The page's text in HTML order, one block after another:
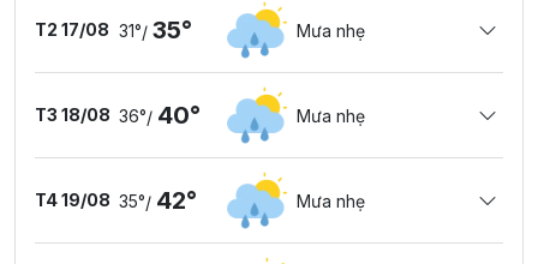
T2 17/08 31°/ 35° Mưa nhẹ
T3 18/08 36°/ 40° Mưa nhẹ
T4 19/08 35°/ 42° Mưa nhẹ